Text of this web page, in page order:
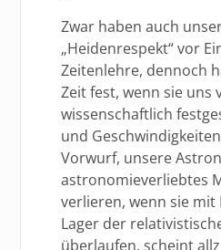
Zwar haben auch
„Heidenrespekt“ vor
Zeitenlehre, dennoch
Zeit fest, wenn sie uns
wissenschaftlich
und
Vorwurf, unsere
astronomieverliebtes
verlieren, wenn sie
Lager der
überlaufen, scheint